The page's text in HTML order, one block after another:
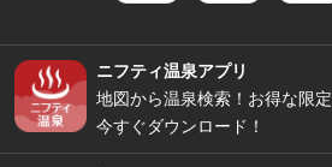
ニフティ温泉アプリ
地図から温泉検索！お得な限
今すぐダウンロード！